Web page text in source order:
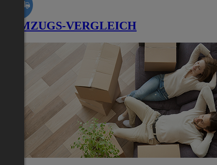
UMZUGS-VERGLEICH